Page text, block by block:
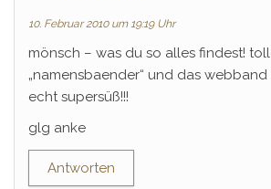
10. Februar 2010 um 19:19 Uhr
mönsch – was du so alles findest!
„namensbaender“ und das webband
echt supersüß!!!
glg anke
Antworten